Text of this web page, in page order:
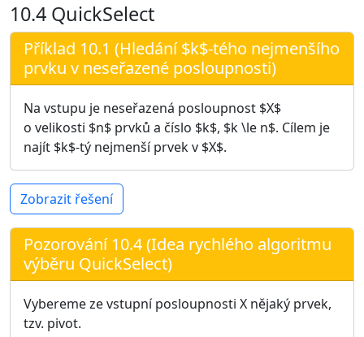
10.4 QuickSelect
Příklad 10.1 (Hledání $k$-tého nejmenšího
prvku v neseřazené posloupnosti)
Na vstupu je neseřazená posloupnost $X$
o velikosti $n$ prvků a číslo $k$, $k \le n$. Cílem je
najít $k$-tý nejmenší prvek v $X$.
Zobrazit řešení
Pozorování 10.4 (Idea rychlého algoritmu
výběru QuickSelect)
Vybereme ze vstupní posloupnosti X nějaký prvek,
tzv. pivot.